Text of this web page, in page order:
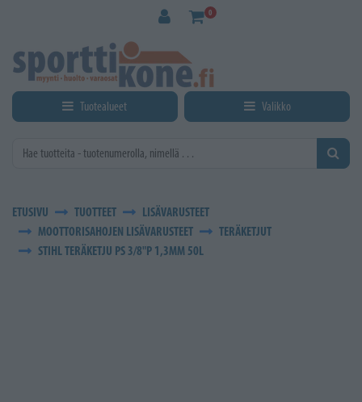
0
Tuotealueet Valikko
ETUSIVU TUOTTEET
LISÄVARUSTEET
MOOTTORISAHOJEN LISÄVARUSTEET
TERÄKETJUT
STIHL TERÄKETJU PS 3/8"P 1,3MM 50L